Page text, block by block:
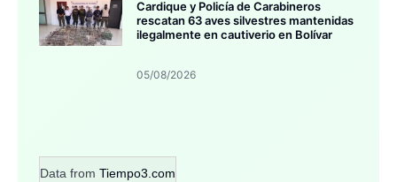
Cardique y Policía de Carabineros
rescatan 63 aves silvestres mantenidas
ilegalmente en cautiverio en Bolívar
05/08/2026
Data from Tiempo3.com